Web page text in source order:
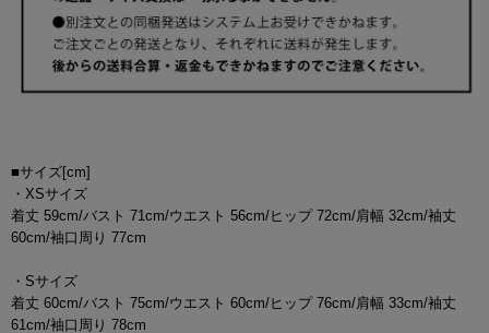
■サイズ[cm]
・XSサイズ
着丈 59cm/バスト 71cm/ウエスト 56cm/ヒップ 72cm/肩幅 32cm/袖丈
60cm/袖口周り 77cm
・Sサイズ
着丈 60cm/バスト 75cm/ウエスト 60cm/ヒップ 76cm/肩幅 33cm/袖丈
61cm/袖口周り 78cm